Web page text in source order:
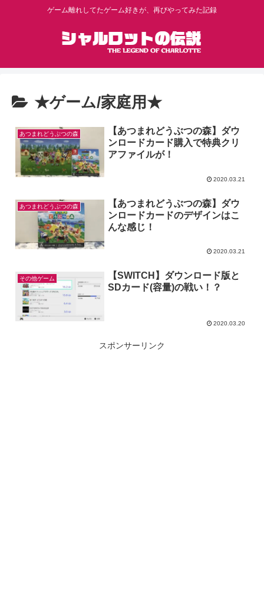
ゲーム離れしてたゲーム好きが、再びやってみた記録
★ゲーム/家庭用★
あつまれどうぶつの森
【あつまれどうぶつの森】ダウ
ンロードカード購入で特典クリ
アファイルが！
2020.03.21
あつまれどうぶつの森
【あつまれどうぶつの森】ダウ
ンロードカードのデザインはこ
んな感じ！
2020.03.21
その他ゲーム
【SWITCH】ダウンロード版と
SDカード(容量)の戦い！？
2020.03.20
スポンサーリンク